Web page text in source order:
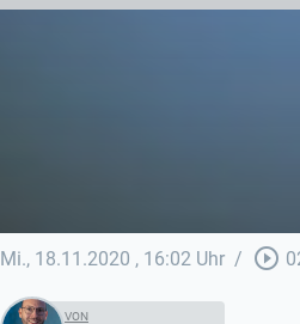
Mi., 18.11.2020 , 16:02 Uhr / play_circle_outline
VON